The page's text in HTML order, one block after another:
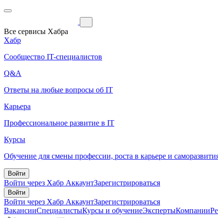
Все сервисы Хабра
Хабр
Сообщество IT-специалистов
Q&A
Ответы на любые вопросы об IT
Карьера
Профессиональное развитие в IT
Курсы
Обучение для смены профессии, роста в карьере и
Войти
Войти через Хабр АккаунтЗарегистрироваться
Войти
Войти через Хабр АккаунтЗарегистрироваться
ВакансииСпециалистыКурсы и обучениеЭкспертыКомпании